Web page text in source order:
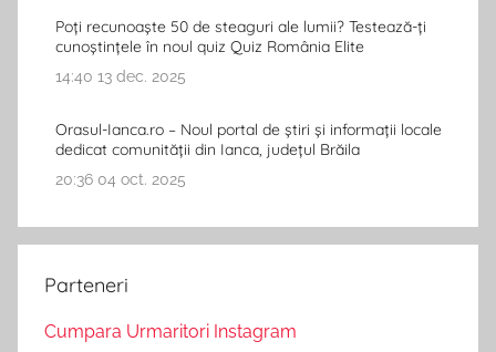
Poți recunoaște 50 de steaguri ale lumii? Testează-ți
cunoștințele în noul quiz Quiz România Elite
14:40 13 dec. 2025
Orasul-Ianca.ro – Noul portal de știri și informații locale
dedicat comunității din Ianca, județul Brăila
20:36 04 oct. 2025
Parteneri
Cumpara Urmaritori Instagram